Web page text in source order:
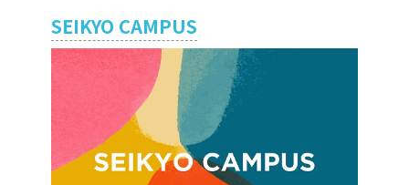
SEIKYO CAMPUS